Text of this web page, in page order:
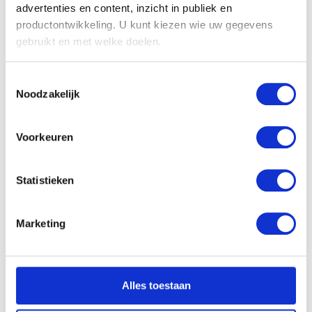
advertenties en content, inzicht in publiek en
productontwikkeling. U kunt kiezen wie uw gegevens
gebruikt en met welke doelen.
Informatie verzamelen over uw geografische
locatie, die tot een paar meter nauwkeurig kan zijn
scannen op specifieke eigenschappen (fingerprinting)
detailgedeeltein.
U kunt uw toestemming op elk moment wijzigen of
We gebruiken cookies om content en advertenties te
personaliseren, om functies voor social media te bieden
en om ons websiteverkeer te analyseren. Ook delen we
informatie over uw gebruik van onze site met onze
partners voor social media, adverteren en analyse. Deze
Noodzakelijk
Voorkeuren
Statistieken
Marketing
Alles toestaan
Gezicht op Antwerpen